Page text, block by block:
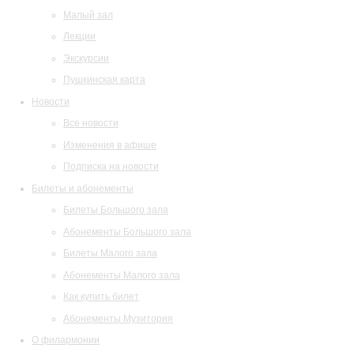
Малый зал
Лекции
Экскурсии
Пушкинская карта
Новости
Все новости
Изменения в афише
Подписка на новости
Билеты и абонементы
Билеты Большого зала
Абонементы Большого зала
Билеты Малого зала
Абонементы Малого зала
Как купить билет
Абонементы Музитория
О филармонии